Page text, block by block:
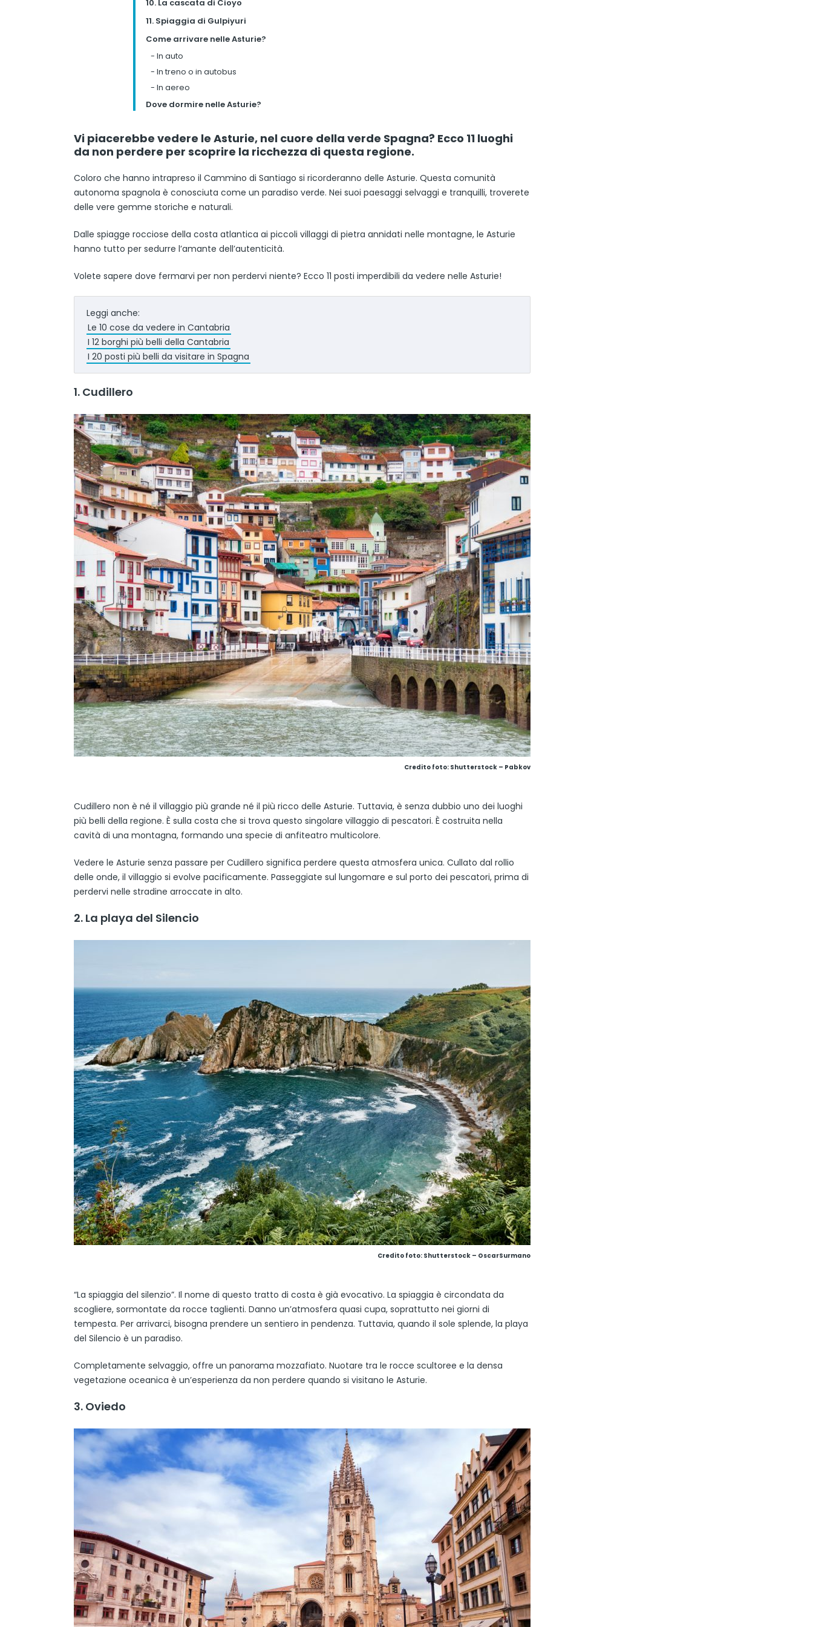
10. La cascata di Cioyo
11. Spiaggia di Gulpiyuri
Come arrivare nelle Asturie?
- In auto
- In treno o in autobus
- In aereo
Dove dormire nelle Asturie?
Vi piacerebbe vedere le Asturie, nel cuore della verde Spagna? Ecco 11 luoghi
da non perdere per scoprire la ricchezza di questa regione.
Coloro che hanno intrapreso il Cammino di Santiago si ricorderanno delle Asturie. Questa comunità
autonoma spagnola è conosciuta come un paradiso verde. Nei suoi paesaggi selvaggi e tranquilli, troverete
delle vere gemme storiche e naturali.
Dalle spiagge rocciose della costa atlantica ai piccoli villaggi di pietra annidati nelle montagne, le Asturie
hanno tutto per sedurre l’amante dell’autenticità.
Volete sapere dove fermarvi per non perdervi niente? Ecco 11 posti imperdibili da vedere nelle Asturie!
Leggi anche:
Le 10 cose da vedere in Cantabria
I 12 borghi più belli della Cantabria
I 20 posti più belli da visitare in Spagna
1. Cudillero
Credito foto: Shutterstock – Pabkov
Cudillero non è né il villaggio più grande né il più ricco delle Asturie. Tuttavia, è senza dubbio uno dei luoghi
più belli della regione. È sulla costa che si trova questo singolare villaggio di pescatori. È costruita nella
cavità di una montagna, formando una specie di anfiteatro multicolore.
Vedere le Asturie senza passare per Cudillero significa perdere questa atmosfera unica. Cullato dal rollio
delle onde, il villaggio si evolve pacificamente. Passeggiate sul lungomare e sul porto dei pescatori, prima di
perdervi nelle stradine arroccate in alto.
2. La playa del Silencio
Credito foto: Shutterstock – OscarSurmano
“La spiaggia del silenzio”. Il nome di questo tratto di costa è già evocativo. La spiaggia è circondata da
scogliere, sormontate da rocce taglienti. Danno un’atmosfera quasi cupa, soprattutto nei giorni di
tempesta. Per arrivarci, bisogna prendere un sentiero in pendenza. Tuttavia, quando il sole splende, la playa
del Silencio è un paradiso.
Completamente selvaggio, offre un panorama mozzafiato. Nuotare tra le rocce scultoree e la densa
vegetazione oceanica è un’esperienza da non perdere quando si visitano le Asturie.
3. Oviedo